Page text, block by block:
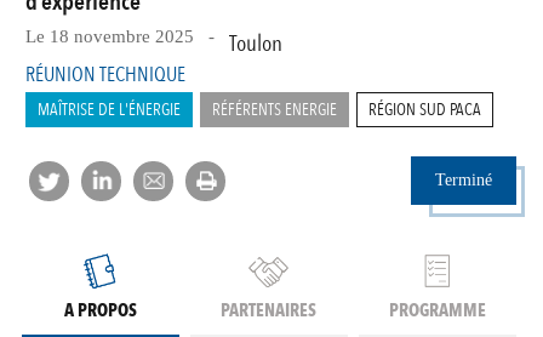
Le 18 novembre 2025 - Toulon
RÉUNION TECHNIQUE
MAÎTRISE DE L'ÉNERGIE RÉFÉRENTS ENERGIE RÉGION SUD PACA
Terminé
A PROPOS PARTENAIRES PROGRAMME